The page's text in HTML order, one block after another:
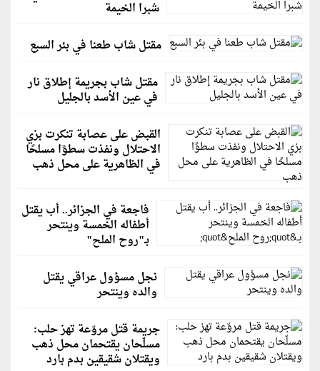
شبرا الخيمة
مقتل شاب طعنا في بئر السبع
مقتل شاب بجريمة إطلاق نار
في عين الأسد بالجليل
القبض على عصابة تنكرت بزي
الاحتلال ونفذت سطوًا مسلحًا
في الظاهرية على محل ذهب
فاجعة في الجزائر.. أب يقتل
أطفاله الخمسة وينتحر
بـ"روح الملح"
نجل مسؤول عراقي يقتل
والده وينتحر
جريمة قتل مروّعة تهز حلب:
مسلّحان يقتحمان محل ذهب
ويقتلان شقيقين بدم بارد